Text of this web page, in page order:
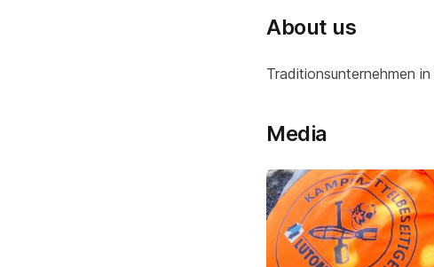
About us
Traditionsunternehmen
Media